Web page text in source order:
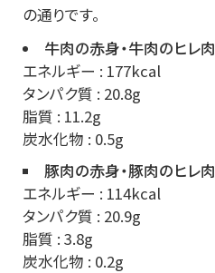
の通りです。
牛肉の赤身・牛肉のヒレ肉
エネルギー : 177kcal
タンパク質 : 20.8g
脂質 : 11.2g
炭水化物 : 0.5g
豚肉の赤身・豚肉のヒレ肉
エネルギー : 114kcal
タンパク質 : 20.9g
脂質 : 3.8g
炭水化物 : 0.2g